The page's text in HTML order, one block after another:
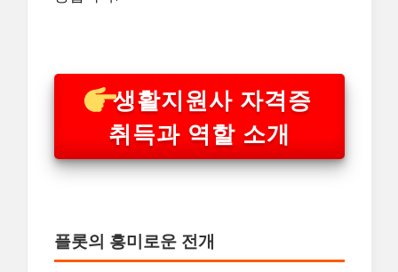
생활지원사 자격증
취득과 역할 소개
플롯의 흥미로운 전개